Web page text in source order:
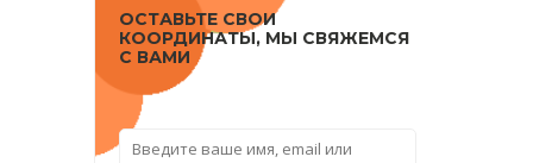
ОСТАВЬТЕ СВОИ
КООРДИНАТЫ, МЫ СВЯЖЕМСЯ
С ВАМИ